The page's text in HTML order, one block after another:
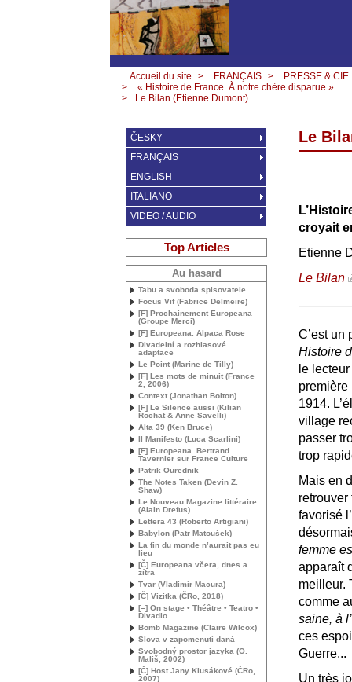
Accueil du site > FRANÇAIS >
PRESSE & CIE
>
« Histoire de France. À notre chère disparue »
>
Le Bilan (Etienne Dumont)
Le
croyait
Etienne
Le Bilan
C’est un
Histoire
le
première
1914.
village
passer
trop
Mais en
favorisé
femme
apparaît
meilleur.
comme
saine, à
ces
Guerre...
Un très
ČESKY
FRANÇAIS
ENGLISH
ITALIANO
VIDEO / AUDIO
Top Articles
Au hasard
Tabu a svoboda spisovatele
Focus Vif (Fabrice Delmeire)
[F] Prochainement Europeana
(Groupe Merci)
[F] Europeana. Alpaca Rose
Divadelní a rozhlasové
adaptace
Le Point (Marine de Tilly)
[F] Les mots de minuit (France
2, 2006)
Context (Jonathan Bolton)
[F] Le Silence aussi (Kilian
Rochat & Anne Savelli)
Alta 39 (Ken Bruce)
Il Manifesto (Luca Scarlini)
[F] Europeana. Bertrand
Tavernier sur France Culture
Patrik Ourednik
The Notes Taken (Devin Z.
Shaw)
Le Nouveau Magazine littéraire
(Alain Drefus)
Lettera 43 (Roberto Artigiani)
Babylon (Patr Matoušek)
La fin du monde n’aurait pas eu
lieu
[Č] Europeana včera, dnes a
zítra
Tvar (Vladimír Macura)
[Č] Vizitka (ČRo, 2018)
[–] On stage • Théâtre • Teatro •
Divadlo
Bomb Magazine (Claire Wilcox)
Slova v zapomenutí daná
Svobodný prostor jazyka (O.
Mališ, 2002)
[Č] Host Jany Klusákové (ČRo,
2007)